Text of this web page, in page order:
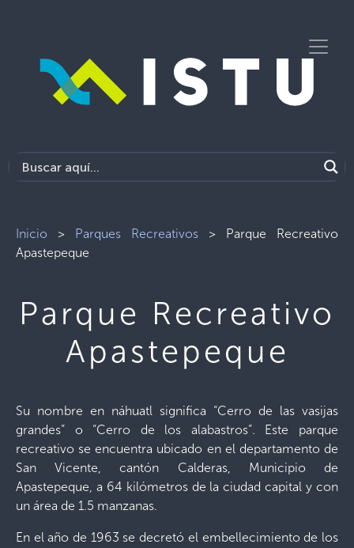
Inicio > Parques Recreativos > Parque Recreativo
Apastepeque
Parque Recreativo
Apastepeque
Su nombre en náhuatl significa “Cerro de las vasijas
grandes” o “Cerro de los alabastros”. Este parque
recreativo se encuentra ubicado en el departamento de
San Vicente, cantón Calderas, Municipio de
Apastepeque, a 64 kilómetros de la ciudad capital y con
un área de 1.5 manzanas.
En el año de 1963 se decretó el embellecimiento de los